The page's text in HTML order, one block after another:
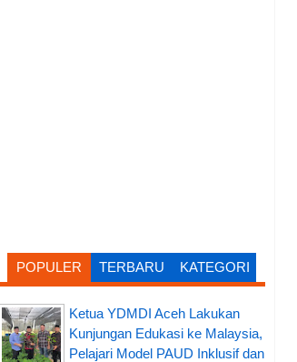
POPULER TERBARU KATEGORI
Ketua YDMDI Aceh Lakukan
Kunjungan Edukasi ke Malaysia,
Pelajari Model PAUD Inklusif dan